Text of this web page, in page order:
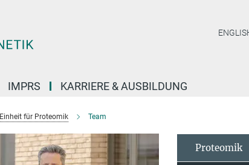
IMPRS KARRIERE & AUSBILDUNG
Einheit für Proteomik Team
Proteomik